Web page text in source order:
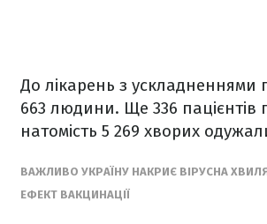
До лікарень з ускладненнями
663 людини. Ще 336 пацієнтів
натомість 5 269 хворих
ВАЖЛИВО УКРАЇНУ НАКРИЄ ВІРУСНА
ЕФЕКТ ВАКЦИНАЦІЇ